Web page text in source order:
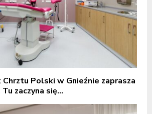
Polski w Gnieźnie zaprasza
zaczyna się...